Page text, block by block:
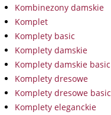
Kombinezony damskie
Komplet
Komplety basic
Komplety damskie
Komplety damskie basic
Komplety dresowe
Komplety dresowe basic
Komplety eleganckie